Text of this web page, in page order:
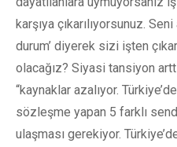
karşıya çıkarılıyorsunuz.
durum’ diyerek sizi işten
olacağız? Siyasi tansiyon
“kaynaklar azalıyor.
sözleşme yapan 5 farklı
ulaşması gerekiyor.